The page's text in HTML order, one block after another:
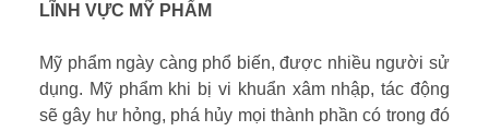
LĨNH VỰC MỸ PHẨM
Mỹ phẩm ngày càng phổ biến, được nhiều người sử
dụng. Mỹ phẩm khi bị vi khuẩn xâm nhập, tác động
sẽ gây hư hỏng, phá hủy mọi thành phần có trong đó